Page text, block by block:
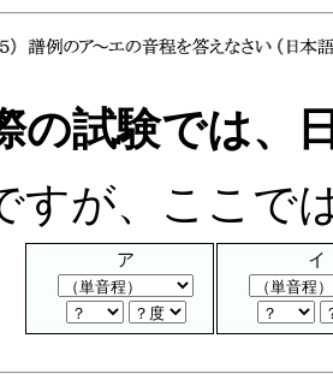
の試験では、
すが、ここで
ア イ